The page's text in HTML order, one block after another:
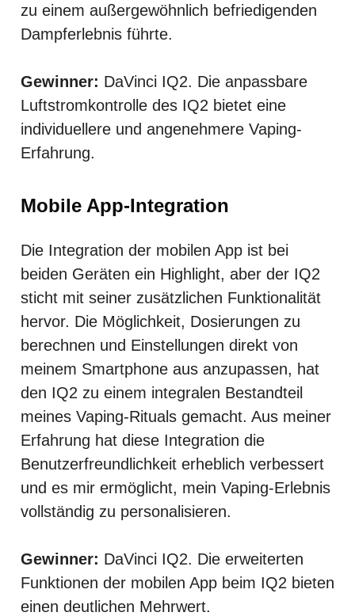
zu einem außergewöhnlich befriedigenden
Dampferlebnis führte.
Gewinner: DaVinci IQ2. Die anpassbare
Luftstromkontrolle des IQ2 bietet eine
individuellere und angenehmere Vaping-
Erfahrung.
Mobile App-Integration
Die Integration der mobilen App ist bei
beiden Geräten ein Highlight, aber der IQ2
sticht mit seiner zusätzlichen Funktionalität
hervor. Die Möglichkeit, Dosierungen zu
berechnen und Einstellungen direkt von
meinem Smartphone aus anzupassen, hat
den IQ2 zu einem integralen Bestandteil
meines Vaping-Rituals gemacht. Aus meiner
Erfahrung hat diese Integration die
Benutzerfreundlichkeit erheblich verbessert
und es mir ermöglicht, mein Vaping-Erlebnis
vollständig zu personalisieren.
Gewinner: DaVinci IQ2. Die erweiterten
Funktionen der mobilen App beim IQ2 bieten
einen deutlichen Mehrwert.